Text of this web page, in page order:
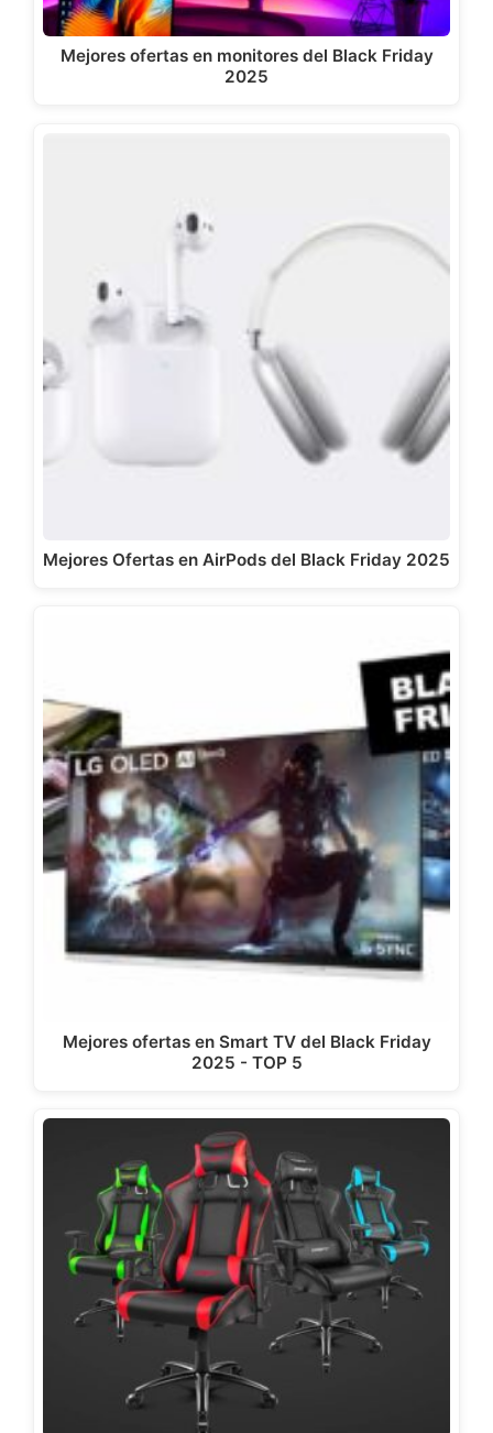
Mejores ofertas en monitores del Black Friday
2025
Mejores Ofertas en AirPods del Black Friday 2025
Mejores ofertas en Smart TV del Black Friday
2025 - TOP 5